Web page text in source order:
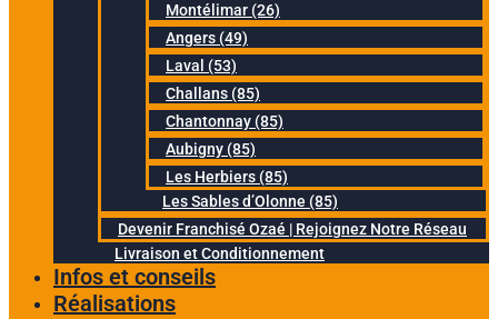
Montélimar (26)
Angers (49)
Laval (53)
Challans (85)
Chantonnay (85)
Aubigny (85)
Les Herbiers (85)
Les Sables d’Olonne (85)
Devenir Franchisé Ozaé | Rejoignez Notre Réseau
Livraison et Conditionnement
Infos et conseils
Réalisations